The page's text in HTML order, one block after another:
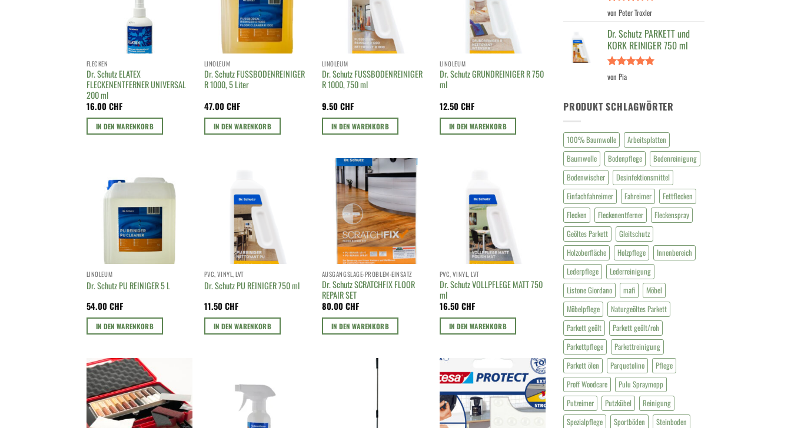
FLECKEN
Dr. Schutz ELATEX
FLECKENENTFERNER UNIVERSAL
200 ml
16.00CHF
IN DEN WARENKORB
LINOLEUM
Dr. Schutz FUSSBODENREINIGER
R 1000, 5 Liter
47.00CHF
IN DEN WARENKORB
LINOLEUM
Dr. Schutz FUSSBODENREINIGER
R 1000, 750 ml
9.50CHF
IN DEN WARENKORB
LINOLEUM
Dr. Schutz GRUNDREINIGER R 750
ml
12.50CHF
IN DEN WARENKORB
LINOLEUM
Dr. Schutz PU REINIGER 5 L
54.00CHF
IN DEN WARENKORB
PVC, VINYL, LVT
Dr. Schutz PU REINIGER 750 ml
11.50CHF
IN DEN WARENKORB
AUSGANGSLAGE-PROBLEM-EINSATZ
Dr. Schutz SCRATCHFIX FLOOR
REPAIR SET
80.00CHF
IN DEN WARENKORB
PVC, VINYL, LVT
Dr. Schutz VOLLPFLEGE MATT 750
ml
16.50CHF
IN DEN WARENKORB
Bewertet
von 5
von Peter Troxler
Dr. Schutz PARKETT und
KORK REINIGER 750 ml
Bewertet
von Pia
PRODUKT SCHLAGWÖRTER
100% Baumwolle
Arbeitsplatten
Baumwolle
Bodenpflege
Bodenreinigung
Bodenwischer
Desinfektionsmittel
Einfachfahreimer
Fahreimer
Fettflecken
Flecken
Fleckenentferner
Fleckenspray
Geöltes Parkett
Gleitschutz
Holzoberfläche
Holzpflege
Innenbereich
Lederpflege
Lederreinigung
Listone Giordano
mafi
Möbel
Möbelpflege
Naturgeöltes Parkett
Parkett geölt
Parkett geölt/roh
Parkettpflege
Parkettreinigung
Parkett ölen
Parquetolino
Pflege
Proff Woodcare
Pulu Spraymopp
Putzeimer
Putzkübel
Reinigung
Spezialpflege
Sportböden
Steinboden